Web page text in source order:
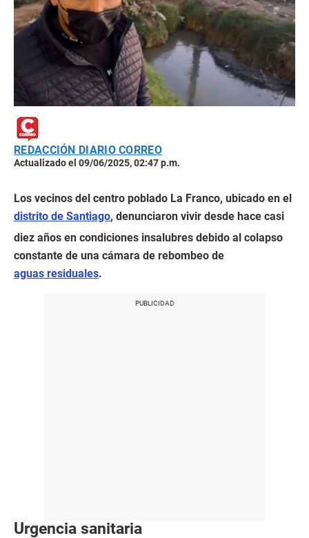
REDACCIÓN DIARIO CORREO
Actualizado el 09/06/2025, 02:47 p.m.
Los vecinos del centro poblado La Franco, ubicado en el
distrito de Santiago, denunciaron vivir desde hace casi
diez años en condiciones insalubres debido al colapso
constante de una cámara de rebombeo de
aguas residuales.
Urgencia sanitaria